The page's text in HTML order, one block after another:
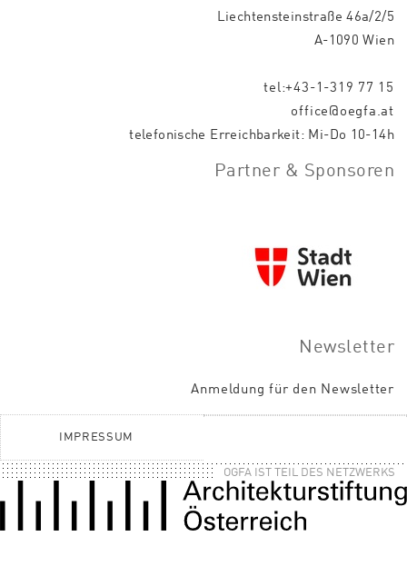
Liechtensteinstraße 46a/2/5
A-1090 Wien
tel:+43-1-319 77 15
office@oegfa.at
telefonische Erreichbarkeit: Mi-Do 10-14h
Partner & Sponsoren
Newsletter
Anmeldung für den Newsletter
IMPRESSUM
OGFA IST TEIL DES NETZWERKS